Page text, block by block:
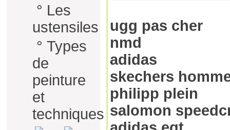
° Les
ustensiles
° Types
de
peinture
et
techniques
ugg pas cher
nmd
adidas
skechers
philipp plein
salomon